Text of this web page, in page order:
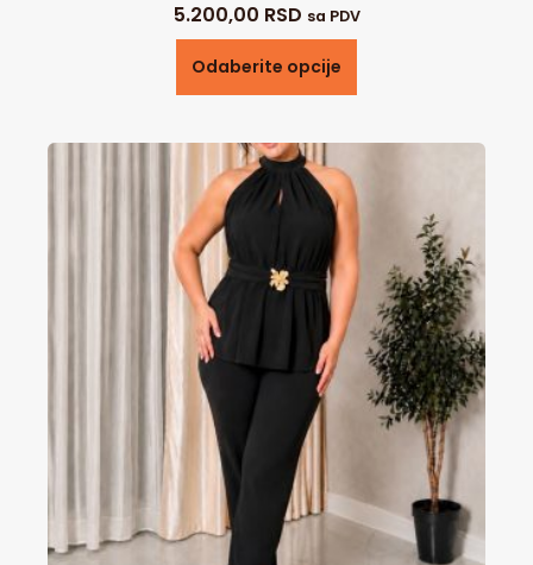
5.200,00 RSD sa PDV
Odaberite opcije